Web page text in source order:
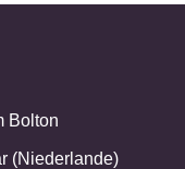
Bolton
(Niederlande)